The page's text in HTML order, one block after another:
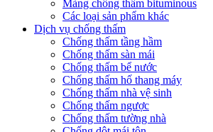
Màng chống thấm bituminous
Các loại sản phẩm khác
Dịch vụ chống thấm
Chống thấm tầng hầm
Chống thấm sàn mái
Chống thấm bể nước
Chống thấm hố thang máy
Chống thấm nhà vệ sinh
Chống thấm ngược
Chống thấm tường nhà